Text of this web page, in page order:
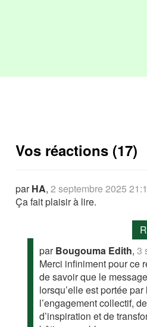
Vos réactions (17)
parHA,2 septembre 2025
Ça fait plaisir à lire.
parBougouma Edith,3
Merci infiniment pour ce
de savoir que le
lorsqu’elle est portée
l’engagement collectif,
d’inspiration et de